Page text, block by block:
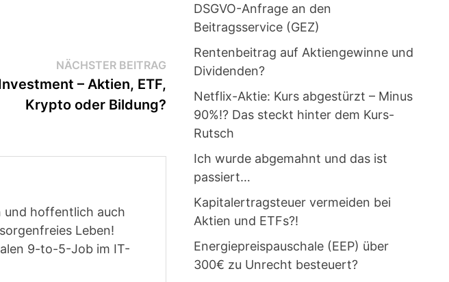
NÄCHSTER BEITRAGNächster
– Aktien, ETF,
Krypto oder Bildung?
und hoffentlich auch
Leben!
9-to-5-Job im IT-
DSGVO-Anfrage an den
Beitragsservice (GEZ)
Rentenbeitrag auf Aktiengewinne und
Dividenden?
Netflix-Aktie: Kurs abgestürzt – Minus
90%!? Das steckt hinter dem Kurs-
Rutsch
Ich wurde abgemahnt und das ist
passiert…
Kapitalertragsteuer vermeiden bei
Aktien und ETFs?!
Energiepreispauschale (EEP) über
300€ zu Unrecht besteuert?